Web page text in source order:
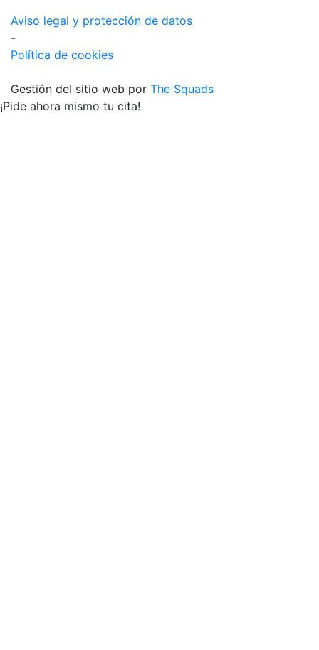
Aviso legal y protección de datos
-
Política de cookies
Gestión del sitio web por The Squads
¡Pide ahora mismo tu cita!